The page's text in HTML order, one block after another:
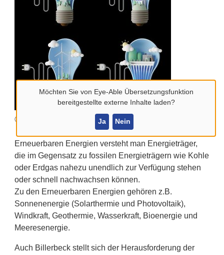
Möchten Sie von Eye-Able Übersetzungsfunktion
bereitgestellte externe Inhalte laden?
Ja Nein
© Pixabay
Erneuerbaren Energien versteht man Energieträger,
die im Gegensatz zu fossilen Energieträgern wie Kohle
oder Erdgas nahezu unendlich zur Verfügung stehen
oder schnell nachwachsen können.
Zu den Erneuerbaren Energien gehören z.B.
Sonnenenergie (Solarthermie und Photovoltaik),
Windkraft, Geothermie, Wasserkraft, Bioenergie und
Meeresenergie.
Auch Billerbeck stellt sich der Herausforderung der